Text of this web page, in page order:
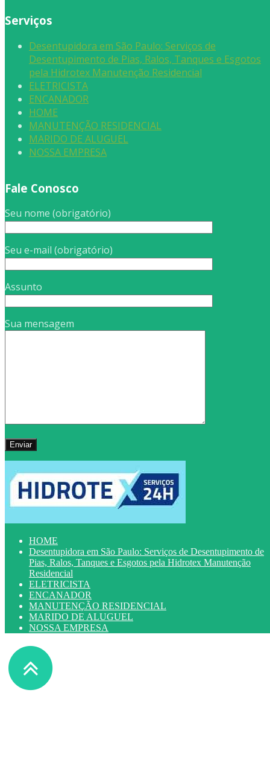
Serviços
Desentupidora em São Paulo: Serviços de
Desentupimento de Pias, Ralos, Tanques e Esgotos
pela Hidrotex Manutenção Residencial
ELETRICISTA
ENCANADOR
HOME
MANUTENÇÃO RESIDENCIAL
MARIDO DE ALUGUEL
NOSSA EMPRESA
Fale Conosco
Seu nome (obrigatório)
Seu e-mail (obrigatório)
Assunto
Sua mensagem
HOME
Desentupidora em São Paulo: Serviços de Desentupimento de
Pias, Ralos, Tanques e Esgotos pela Hidrotex Manutenção
Residencial
ELETRICISTA
ENCANADOR
MANUTENÇÃO RESIDENCIAL
MARIDO DE ALUGUEL
NOSSA EMPRESA